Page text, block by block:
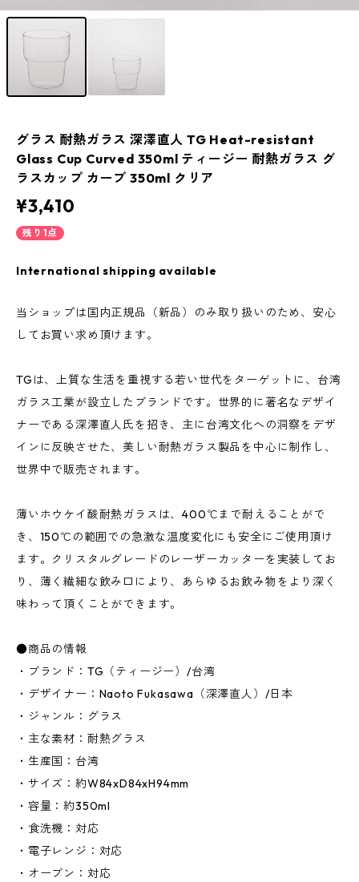
グラス 耐熱ガラス 深澤直人 TG Heat-resistant
Glass Cup Curved 350ml ティージー 耐熱ガラス グ
ラスカップ カーブ 350ml クリア
¥3,410
残り1点
International shipping available
当ショップは国内正規品（新品）のみ取り扱いのため、安心
してお買い求め頂けます。
TGは、上質な生活を重視する若い世代をターゲットに、台湾
ガラス工業が設立したブランドです。世界的に著名なデザイ
ナーである深澤直人氏を招き、主に台湾文化への洞察をデザ
インに反映させた、美しい耐熱ガラス製品を中心に制作し、
世界中で販売されます。
薄いホウケイ酸耐熱ガラスは、400℃まで耐えることがで
き、150℃の範囲での急激な温度変化にも安全にご使用頂け
ます。クリスタルグレードのレーザーカッターを実装してお
り、薄く繊細な飲み口により、あらゆるお飲み物をより深く
味わって頂くことができます。
●商品の情報
・ブランド：TG（ティージー）/台湾
・デザイナー：Naoto Fukasawa（深澤直人）/日本
・ジャンル：グラス
・主な素材：耐熱グラス
・生産国：台湾
・サイズ：約W84xD84xH94mm
・容量：約350ml
・食洗機：対応
・電子レンジ：対応
・オーブン：対応